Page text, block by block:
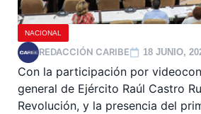
NACIONAL
REDACCIÓN CARIBE 18 JUNIO,
Con la participación por
general de Ejército Raúl Castro
Revolución, y la presencia del